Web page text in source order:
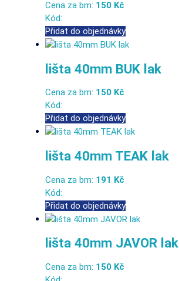
Cena za bm: 150 Kč
Kód:
Přidat do objednávky
lišta 40mm BUK lak
Cena za bm: 150 Kč
Kód:
Přidat do objednávky
lišta 40mm TEAK lak
Cena za bm: 191 Kč
Kód:
Přidat do objednávky
lišta 40mm JAVOR lak
Cena za bm: 150 Kč